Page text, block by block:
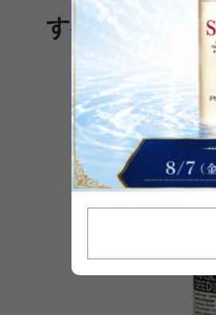
すべての肌タ
6%
OFF